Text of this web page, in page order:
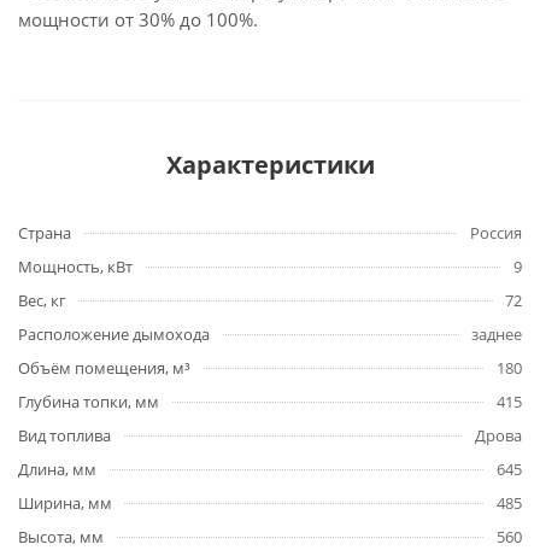
мощности от 30% до 100%.
Характеристики
Страна
Россия
Мощность, кВт
9
Вес, кг
72
Расположение дымохода
заднее
Объём помещения, м³
180
Глубина топки, мм
415
Вид топлива
Дрова
Длина, мм
645
Ширина, мм
485
Высота, мм
560